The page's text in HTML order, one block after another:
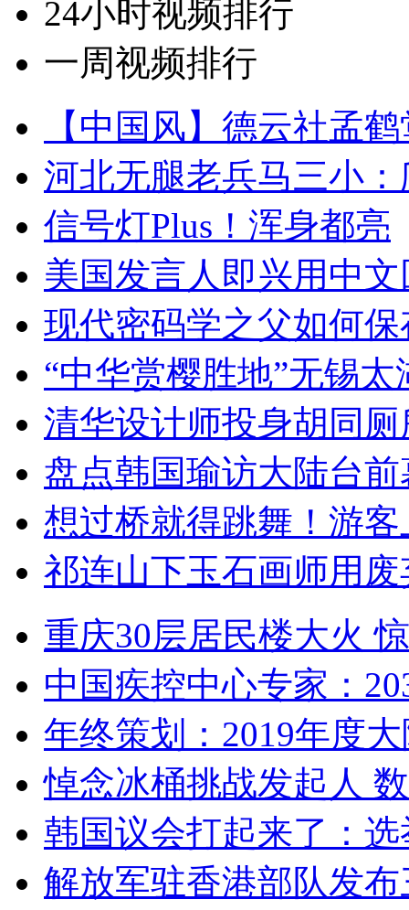
24小时视频排行
一周视频排行
【中国风】德云社孟
河北无腿老兵马三小
信号灯Plus！浑身都亮
美国发言人即兴用中
现代密码学之父如何
“中华赏樱胜地”无锡
清华设计师投身胡同
盘点韩国瑜访大陆台
想过桥就得跳舞！游客
祁连山下玉石画师用
重庆30层居民楼大火
中国疾控中心专家：
年终策划：2019年度
悼念冰桶挑战发起人
韩国议会打起来了：
解放军驻香港部队发